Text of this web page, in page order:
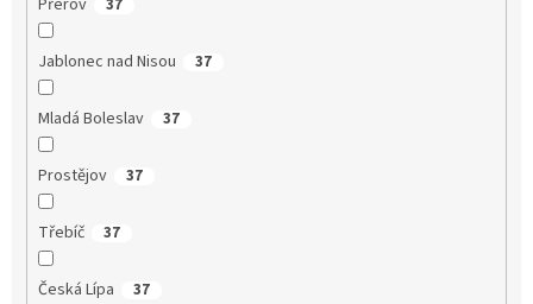
Přerov 37
Jablonec nad Nisou 37
Mladá Boleslav 37
Prostějov 37
Třebíč 37
Česká Lípa 37